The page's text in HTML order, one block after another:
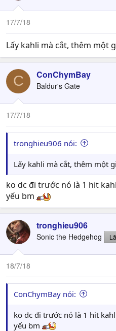
17/7/18
Lấy kahli mà cắt, thêm một
C ConChymBay
Baldur's Gate
17/7/18
tronghieu906 nói:
Lấy kahli mà cắt, thêm một
ko dc đi trước nó là 1 hit
yếu bm
tronghieu906
Sonic the Hedgehog
18/7/18
ConChymBay nói:
ko dc đi trước nó là 1 hit
yếu bm